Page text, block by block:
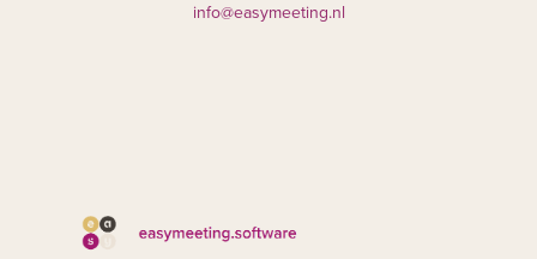
info@easymeeting.nl